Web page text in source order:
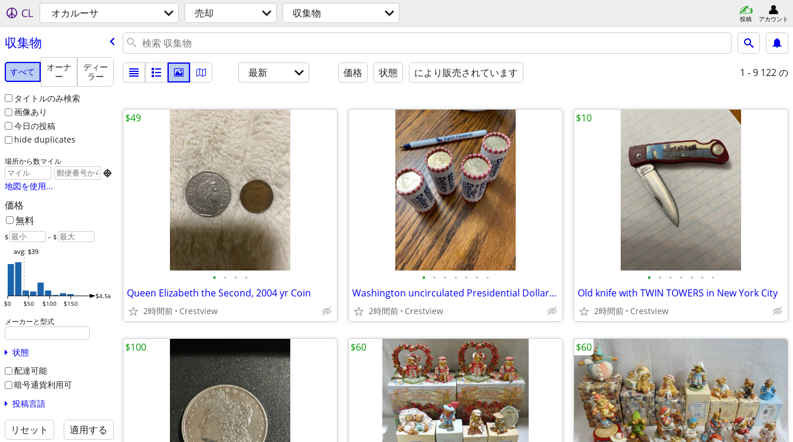
CL オカルーサ 売却 収集物 投稿 アカウント
収集物
すべて
オーナ
ー
ディー
ラー
タイトルのみ検索
画像あり
今日の投稿
hide duplicates
場所から数マイル

地図を使用...
価格
無料
$ – $
$0 $50 $100 $150
$4.5k
avg: $39
メーカーと型式
状態
配達可能
暗号通貨利用可
投稿言語
リセット 適用する
最新 価格 状態 により販売されています 1 - 9 122 の
• • • •
Queen Elizabeth the Second, 2004 yr Coin
2時間前 Crestview
$49
• • • • • • •
Washington uncirculated Presidential Dollar Coins and some others
2時間前 Crestview
• • • • • • •
Old knife with TWIN TOWERS in New York City
2時間前 Crestview
$10
$100 $60 $60